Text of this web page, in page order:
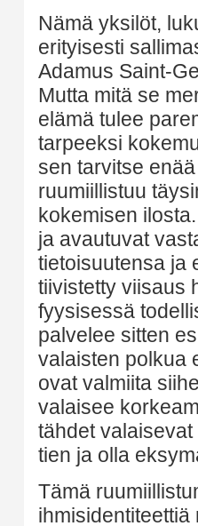
Nämä yksilöt,
erityisesti
Adamus Saint-
Mutta mitä se
elämä tulee
tarpeeksi
sen tarvitse
ruumiillistuu
kokemisen
ja avautuvat
tietoisuutensa ja
tiivistetty viisaus
fyysisessä
palvelee sitten
valaisten polkua
ovat valmiita
valaisee
tähdet
tien ja olla
Tämä